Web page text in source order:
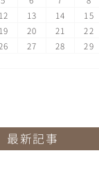
12 13 14 15
19 20 21 22
27 28 29
最新記事